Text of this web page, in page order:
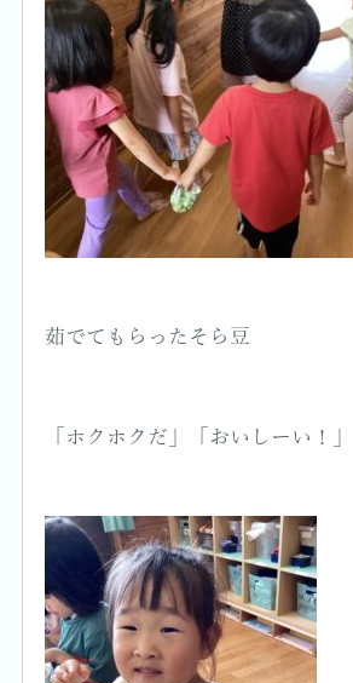
茹でてもらったそら豆
「ホクホクだ」「おいしーい！」